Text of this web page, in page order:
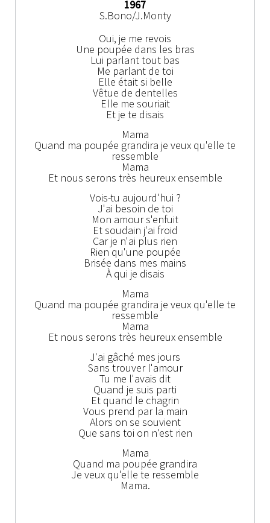
1967
S.Bono/J.Monty
Oui, je me revois
Une poupée dans les bras
Lui parlant tout bas
Me parlant de toi
Elle était si belle
Vêtue de dentelles
Elle me souriait
Et je te disais
Mama
Quand ma poupée grandira je veux qu'elle te
ressemble
Mama
Et nous serons très heureux ensemble
Vois-tu aujourd'hui ?
J'ai besoin de toi
Mon amour s'enfuit
Et soudain j'ai froid
Car je n'ai plus rien
Rien qu'une poupée
Brisée dans mes mains
À qui je disais
Mama
Quand ma poupée grandira je veux qu'elle te
ressemble
Mama
Et nous serons très heureux ensemble
J'ai gâché mes jours
Sans trouver l'amour
Tu me l'avais dit
Quand je suis parti
Et quand le chagrin
Vous prend par la main
Alors on se souvient
Que sans toi on n'est rien
Mama
Quand ma poupée grandira
Je veux qu'elle te ressemble
Mama.